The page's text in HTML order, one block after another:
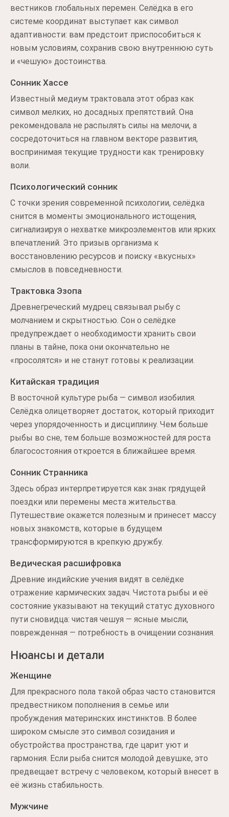
вестников глобальных перемен. Селёдка в его
системе координат выступает как символ
адаптивности: вам предстоит приспособиться к
новым условиям, сохранив свою внутреннюю суть
и «чешую» достоинства.
Сонник Хассе
Известный медиум трактовала этот образ как
символ мелких, но досадных препятствий. Она
рекомендовала не распылять силы на мелочи, а
сосредоточиться на главном векторе развития,
воспринимая текущие трудности как тренировку
воли.
Психологический сонник
С точки зрения современной психологии, селёдка
снится в моменты эмоционального истощения,
сигнализируя о нехватке микроэлементов или ярких
впечатлений. Это призыв организма к
восстановлению ресурсов и поиску «вкусных»
смыслов в повседневности.
Трактовка Эзопа
Древнегреческий мудрец связывал рыбу с
молчанием и скрытностью. Сон о селёдке
предупреждает о необходимости хранить свои
планы в тайне, пока они окончательно не
«просолятся» и не станут готовы к реализации.
Китайская традиция
В восточной культуре рыба — символ изобилия.
Селёдка олицетворяет достаток, который приходит
через упорядоченность и дисциплину. Чем больше
рыбы во сне, тем больше возможностей для роста
благосостояния откроется в ближайшее время.
Сонник Странника
Здесь образ интерпретируется как знак грядущей
поездки или перемены места жительства.
Путешествие окажется полезным и принесет массу
новых знакомств, которые в будущем
трансформируются в крепкую дружбу.
Ведическая расшифровка
Древние индийские учения видят в селёдке
отражение кармических задач. Чистота рыбы и её
состояние указывают на текущий статус духовного
пути сновидца: чистая чешуя — ясные мысли,
поврежденная — потребность в очищении сознания.
Нюансы и детали
Женщине
Для прекрасного пола такой образ часто становится
предвестником пополнения в семье или
пробуждения материнских инстинктов. В более
широком смысле это символ созидания и
обустройства пространства, где царит уют и
гармония. Если рыба снится молодой девушке, это
предвещает встречу с человеком, который внесет в
её жизнь стабильность.
Мужчине